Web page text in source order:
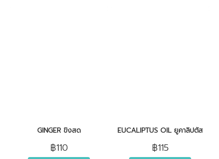
GINGER ขิงสด
฿110
EUCALIPTUS OIL ยูคาลิปตัส
฿115